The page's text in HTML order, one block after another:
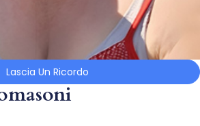
Lascia Un Ricordo